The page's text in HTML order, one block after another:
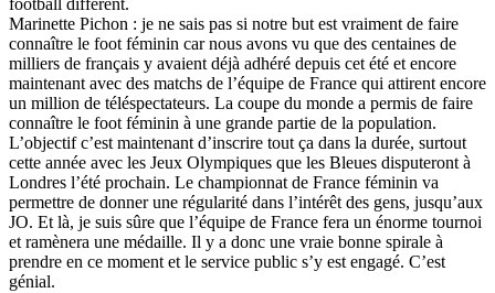
football différent.
Marinette Pichon : je ne sais pas si notre but est vraiment de faire
connaître le foot féminin car nous avons vu que des centaines de
milliers de français y avaient déjà adhéré depuis cet été et encore
maintenant avec des matchs de l’équipe de France qui attirent encore
un million de téléspectateurs. La coupe du monde a permis de faire
connaître le foot féminin à une grande partie de la population.
L’objectif c’est maintenant d’inscrire tout ça dans la durée, surtout
cette année avec les Jeux Olympiques que les Bleues disputeront à
Londres l’été prochain. Le championnat de France féminin va
permettre de donner une régularité dans l’intérêt des gens, jusqu’aux
JO. Et là, je suis sûre que l’équipe de France fera un énorme tournoi
et ramènera une médaille. Il y a donc une vraie bonne spirale à
prendre en ce moment et le service public s’y est engagé. C’est
génial.